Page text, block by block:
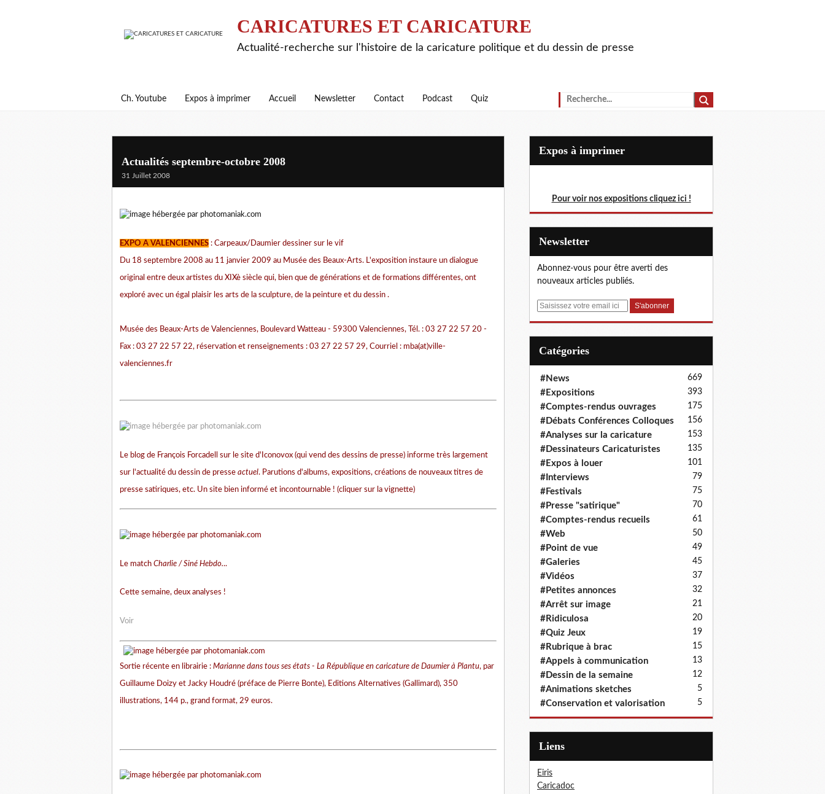
CARICATURES ET CARICATURE
Actualité-recherche sur l'histoire de la caricature politique et du dessin de presse
Ch. Youtube Expos à imprimer Accueil Newsletter Contact Podcast Quiz
Actualités septembre-octobre 2008
31 Juillet 2008
EXPO A VALENCIENNES : Carpeaux/Daumier dessiner sur le vif
Du 18 septembre 2008 au 11 janvier 2009 au Musée des Beaux-Arts. L'exposition instaure un dialogue
original entre deux artistes du XIXè siècle qui, bien que de générations et de formations différentes, ont
exploré avec un égal plaisir les arts de la sculpture, de la peinture et du dessin .
Musée des Beaux-Arts de Valenciennes, Boulevard Watteau - 59300 Valenciennes, Tél. : 03 27 22 57 20 -
Fax : 03 27 22 57 22, réservation et renseignements : 03 27 22 57 29, Courriel : mba(at)ville-
valenciennes.fr
Le blog de François Forcadell sur le site d'Iconovox (qui vend des dessins de presse) informe très largement
sur l'actualité du dessin de presse actuel. Parutions d'albums, expositions, créations de nouveaux titres de
presse satiriques, etc. Un site bien informé et incontournable ! (cliquer sur la vignette)
Le match Charlie / Siné Hebdo...
Cette semaine, deux analyses !
Voir
Sortie récente en librairie : Marianne dans tous ses états - La République en caricature de Daumier à Plantu, par
Guillaume Doizy et Jacky Houdré (préface de Pierre Bonte), Editions Alternatives (Gallimard), 350
illustrations, 144 p., grand format, 29 euros.
Expos à imprimer
Pour voir nos expositions cliquez ici !
Newsletter
Abonnez-vous pour être averti des
nouveaux articles publiés.
E
Catégories
#News 669
#Expositions 393
#Comptes-rendus ouvrages 175
#Débats Conférences Colloques 156
#Analyses sur la caricature 153
#Dessinateurs Caricaturistes 135
#Expos à louer 101
#Interviews 79
#Festivals 75
#Presse "satirique" 70
#Comptes-rendus recueils 61
#Web 50
#Point de vue 49
#Galeries 45
#Vidéos 37
#Petites annonces 32
#Arrêt sur image 21
#Ridiculosa 20
#Quiz Jeux 19
#Rubrique à brac 15
#Appels à communication 13
#Dessin de la semaine 12
#Animations sketches 5
#Conservation et valorisation 5
Liens
Eiris
Caricadoc